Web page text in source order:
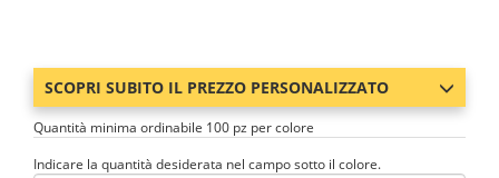
SCOPRI SUBITO IL PREZZO PERSONALIZZATO
Quantità minima ordinabile 100 pz per colore
Indicare la quantità desiderata nel campo sotto il colore.